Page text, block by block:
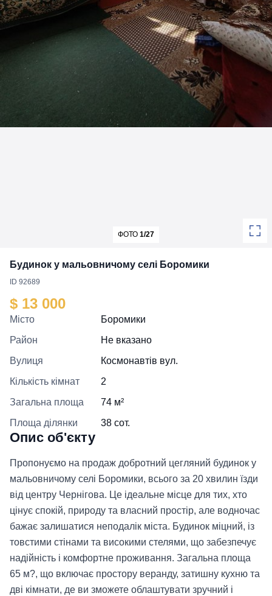
ФОТО 1/27
Будинок у мальовничому селі Боромики
ID 92689
$ 13 000
Місто
Боромики
Район
Не вказано
Вулиця
Космонавтів вул.
Кількість кімнат
2
Загальна площа
74 м²
Площа ділянки
38 сот.
Опис об'єкту
Пропонуємо на продаж добротний цегляний будинок у
мальовничому селі Боромики, всього за 20 хвилин їзди
від центру Чернігова. Це ідеальне місце для тих, хто
цінує спокій, природу та власний простір, але водночас
бажає залишатися неподалік міста. Будинок міцний, із
товстими стінами та високими стелями, що забезпечує
надійність і комфортне проживання. Загальна площа
65 м?, що включає простору веранду, затишну кухню та
дві кімнати, де ви зможете облаштувати зручний і